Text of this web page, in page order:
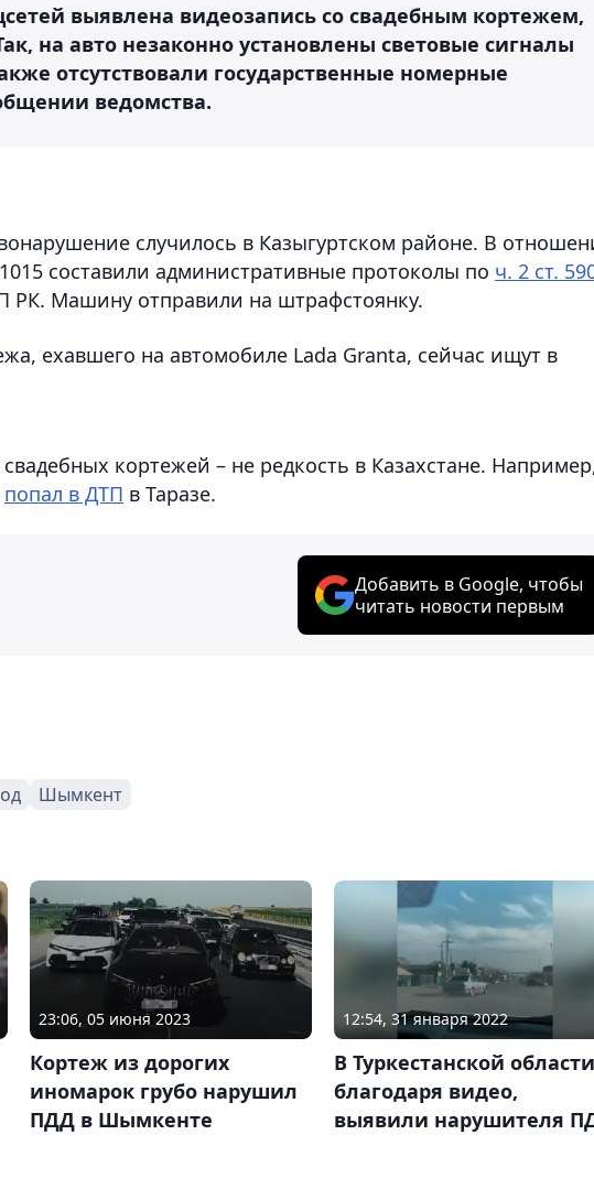
выявлена видеозапись со свадебным кортежем,
на авто незаконно установлены световые сигналы
отсутствовали государственные номерные
ведомства.
случилось в Казыгуртском районе. В
составили административные протоколы по ч. 2 ст.
РК. Машину отправили на штрафстоянку.
ехавшего на автомобиле Lada Granta, сейчас ищут в
кортежей – не редкость в Казахстане.
попал в ДТП в Таразе.
Добавить в Google, чтобы
читать новости первым
Шымкент
23:06, 05 июня 2023
Кортеж из дорогих
иномарок грубо нарушил
ПДД в Шымкенте
12:54, 31 января 2022
В Туркестанской
благодаря видео,
выявили нарушителя